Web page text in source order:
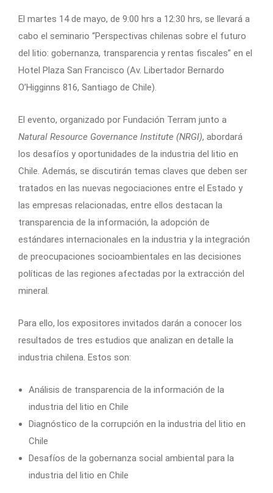
El martes 14 de mayo, de 9:00 hrs a 12:30 hrs, se llevará a
cabo el seminario “Perspectivas chilenas sobre el futuro
del litio: gobernanza, transparencia y rentas fiscales” en el
Hotel Plaza San Francisco (Av. Libertador Bernardo
O’Higginns 816, Santiago de Chile).
El evento, organizado por Fundación Terram junto a
Natural Resource Governance Institute (NRGI), abordará
los desafíos y oportunidades de la industria del litio en
Chile. Además, se discutirán temas claves que deben ser
tratados en las nuevas negociaciones entre el Estado y
las empresas relacionadas, entre ellos destacan la
transparencia de la información, la adopción de
estándares internacionales en la industria y la integración
de preocupaciones socioambientales en las decisiones
políticas de las regiones afectadas por la extracción del
mineral.
Para ello, los expositores invitados darán a conocer los
resultados de tres estudios que analizan en detalle la
industria chilena. Estos son:
Análisis de transparencia de la información de la
industria del litio en Chile
Diagnóstico de la corrupción en la industria del litio en
Chile
Desafíos de la gobernanza social ambiental para la
industria del litio en Chile